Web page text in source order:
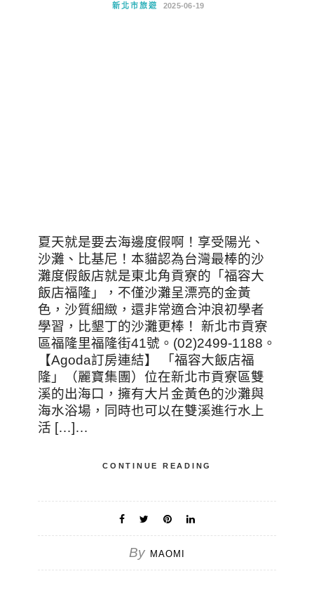
新北市旅遊 2025-06-19
夏天就是要去海邊度假啊！享受陽光、
沙灘、比基尼！本貓認為台灣最棒的沙
灘度假飯店就是東北角貢寮的「福容大
飯店福隆」，不僅沙灘呈漂亮的金黃
色，沙質細緻，還非常適合沖浪初學者
學習，比墾丁的沙灘更棒！ 新北市貢寮
區福隆里福隆街41號。(02)2499-1188。
【Agoda訂房連結】 「福容大飯店福
隆」（麗寶集團）位在新北市貢寮區雙
溪的出海口，擁有大片金黃色的沙灘與
海水浴場，同時也可以在雙溪進行水上
活 […]…
CONTINUE READING
By MAOMI